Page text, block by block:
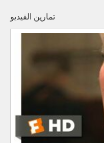
تمارين الفيديو